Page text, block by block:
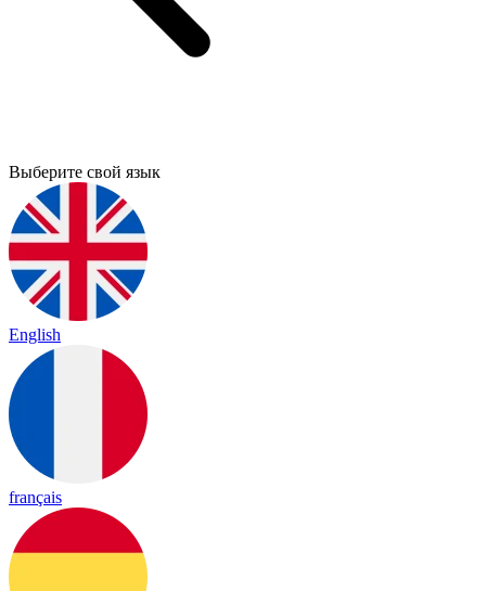
Выберите свой язык
English
français